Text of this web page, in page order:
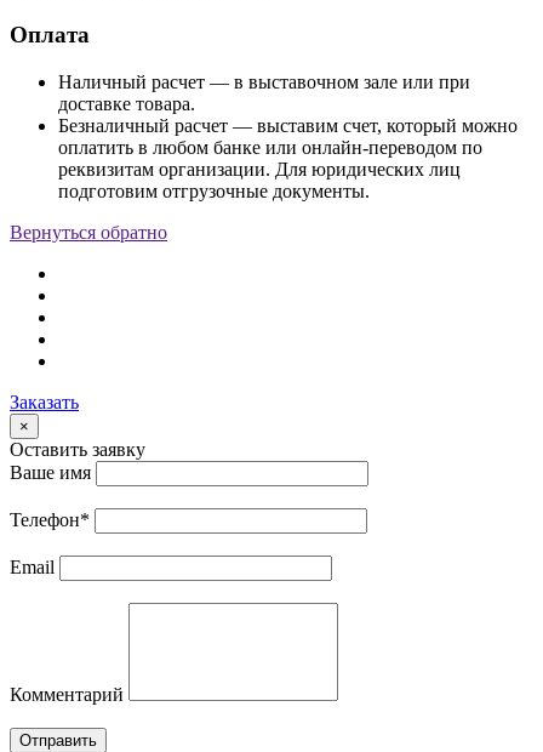
Оплата
Наличный расчет — в выставочном зале или при
доставке товара.
Безналичный расчет — выставим счет, который можно
оплатить в любом банке или онлайн-переводом по
реквизитам организации. Для юридических лиц
подготовим отгрузочные документы.
Вернуться обратно
Заказать
×
Оставить заявку
Ваше имя
Телефон*
Email
Комментарий
Отправить